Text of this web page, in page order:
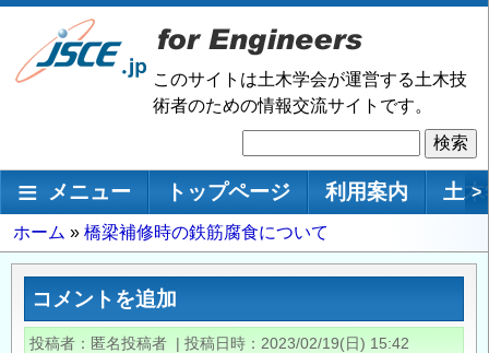
メ
ン
移
このサイトは土木学会が運営する土木技
術者のための情報交流サイトです。
索
メインナビゲーション
メニュー トップページ 利用案内 土 >
パ
ン
ず
ホーム 橋梁補修時の鉄筋腐食について
コメントを追加
投稿者 匿名投稿者 | 投稿日時
2023/02/19(日) 15:42